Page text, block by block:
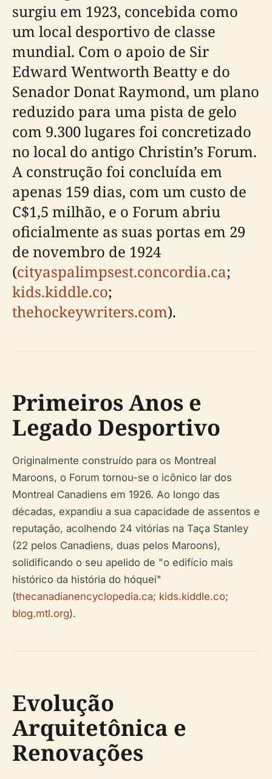
surgiu em 1923, concebida como
um local desportivo de classe
mundial. Com o apoio de Sir
Edward Wentworth Beatty e do
Senador Donat Raymond, um plano
reduzido para uma pista de gelo
com 9.300 lugares foi concretizado
no local do antigo Christin’s Forum.
A construção foi concluída em
apenas 159 dias, com um custo de
C$1,5 milhão, e o Forum abriu
oficialmente as suas portas em 29
de novembro de 1924
(cityaspalimpsest.concordia.ca;
kids.kiddle.co;
thehockeywriters.com).
Primeiros Anos e
Legado Desportivo
Originalmente construído para os Montreal
Maroons, o Forum tornou-se o icônico lar dos
Montreal Canadiens em 1926. Ao longo das
décadas, expandiu a sua capacidade de assentos e
reputação, acolhendo 24 vitórias na Taça Stanley
(22 pelos Canadiens, duas pelos Maroons),
solidificando o seu apelido de "o edifício mais
histórico da história do hóquei"
(thecanadianencyclopedia.ca; kids.kiddle.co;
blog.mtl.org).
Evolução
Arquitetônica e
Renovações